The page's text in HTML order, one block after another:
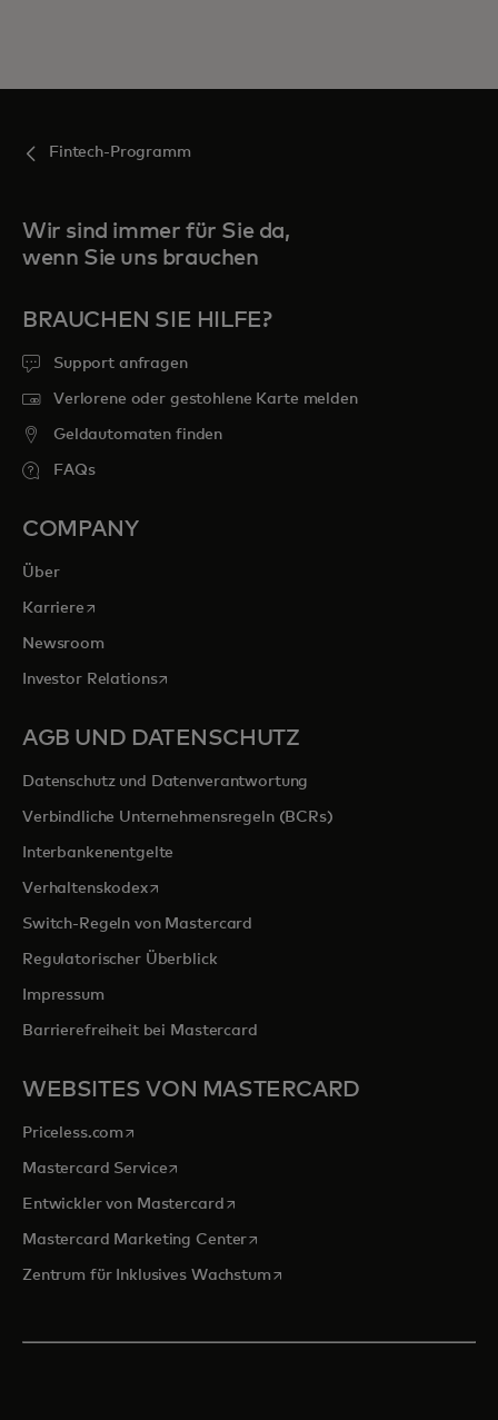
Fintech-Programm
Wir sind immer für Sie da,
wenn Sie uns brauchen
BRAUCHEN SIE HILFE?
Support anfragen
Verlorene oder gestohlene Karte melden
Geldautomaten finden
FAQs
COMPANY
Über
Karrierewird in einer neuen Registerkarte geöffnet
Newsroom
Investor Relationswird in einer neuen Registerkarte geöffnet
AGB UND DATENSCHUTZ
Datenschutz und Datenverantwortung
Verbindliche Unternehmensregeln (BCRs)
Interbankenentgelte
Verhaltenskodexwird in einer neuen Registerkarte geöffnet
Switch-Regeln von Mastercard
Regulatorischer Überblick
Impressum
Barrierefreiheit bei Mastercard
WEBSITES VON MASTERCARD
Priceless.com wird in einer neuen Registerkarte geöffnet
Mastercard Servicewird in einer neuen Registerkarte geöffnet
Entwickler von Mastercardwird in einer neuen Registerkarte
Mastercard Marketing Centerwird in einer neuen
Zentrum für Inklusives Wachstumwird in einer neuen